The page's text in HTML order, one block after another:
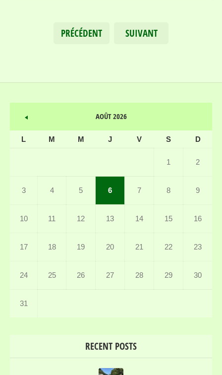
PRÉCÉDENT SUIVANT
AOÛT 2026
L M M J V S D
1 2
3 4 5 6 7 8 9
10 11 12 13 14 15 16
17 18 19 20 21 22 23
24 25 26 27 28 29 30
31
RECENT POSTS